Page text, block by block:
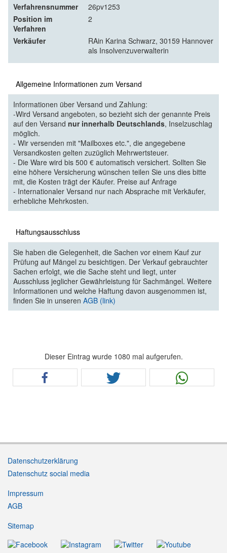
Verfahrensnummer
26pv1253
Position im
Verfahren
2
Verkäufer
RAin Karina Schwarz, 30159 Hannover
als Insolvenzuverwalterin
Allgemeine Informationen zum Versand
Informationen über Versand und Zahlung:
-Wird Versand angeboten, so bezieht sich der genannte Preis
auf den Versand nur innerhalb Deutschlands, Inselzuschlag
möglich.
- Wir versenden mit "Mailboxes etc.", die angegebene
Versandkosten gelten zuzüglich Mehrwertsteuer.
- Die Ware wird bis 500 € automatisch versichert. Sollten Sie
eine höhere Versicherung wünschen teilen Sie uns dies bitte
mit, die Kosten trägt der Käufer. Preise auf Anfrage
- Internationaler Versand nur nach Absprache mit Verkäufer,
erhebliche Mehrkosten.
Haftungsausschluss
Sie haben die Gelegenheit, die Sachen vor einem Kauf zur
Prüfung auf Mängel zu besichtigen. Der Verkauf gebrauchter
Sachen erfolgt, wie die Sache steht und liegt, unter
Ausschluss jeglicher Gewährleistung für Sachmängel. Weitere
Informationen und welche Haftung davon ausgenommen ist,
finden Sie in unseren AGB (link)
Dieser Eintrag wurde 1080 mal aufgerufen.
Datenschutzerklärung
Datenschutz social media
Impressum
AGB
Sitemap